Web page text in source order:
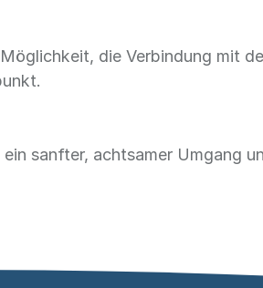
die Verbindung mit
sanfter, achtsamer Umgang